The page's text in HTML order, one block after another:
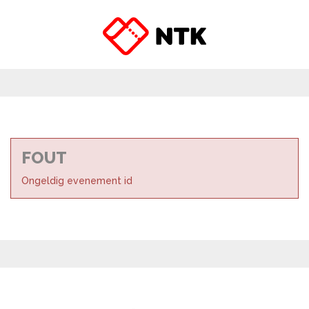
FOUT
Ongeldig evenement id